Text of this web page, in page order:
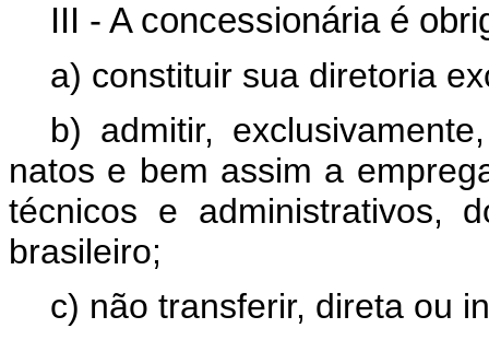
III - A concessionária é
a) constituir sua diretoria
b) admitir,
natos e bem assim a
técnicos e administrativos,
brasileiro;
c) não transferir, direta ou